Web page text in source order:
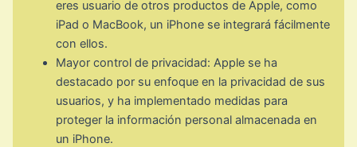
eres usuario de otros productos de Apple, como
iPad o MacBook, un iPhone se integrará fácilmente
con ellos.
Mayor control de privacidad: Apple se ha
destacado por su enfoque en la privacidad de sus
usuarios, y ha implementado medidas para
proteger la información personal almacenada en
un iPhone.